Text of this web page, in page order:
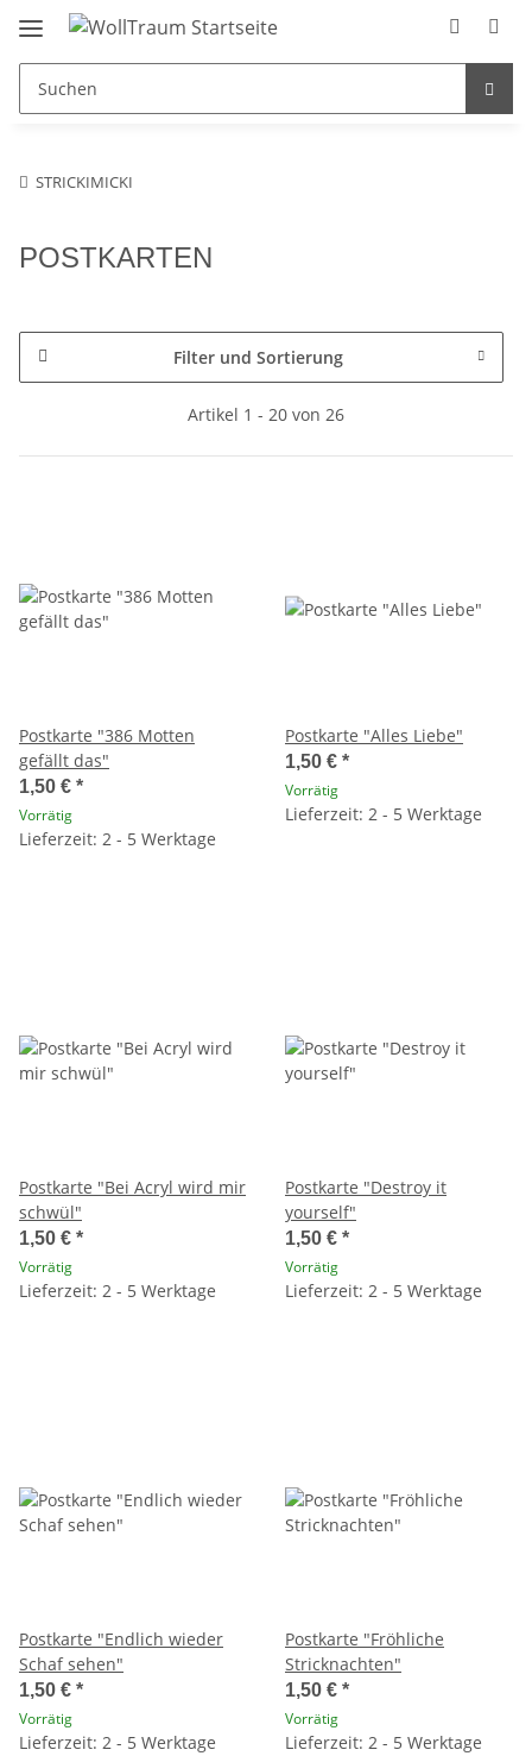
STRICKIMICKI
POSTKARTEN
Filter und Sortierung
Artikel 1 - 20 von 26
Postkarte "386 Motten
gefällt das"
1,50 € *
Vorrätig
Lieferzeit: 2 - 5 Werktage
Postkarte "Alles Liebe"
1,50 € *
Vorrätig
Lieferzeit: 2 - 5 Werktage
Postkarte "Bei Acryl wird mir
schwül"
1,50 € *
Vorrätig
Lieferzeit: 2 - 5 Werktage
Postkarte "Destroy it
yourself"
1,50 € *
Vorrätig
Lieferzeit: 2 - 5 Werktage
Postkarte "Endlich wieder
Schaf sehen"
1,50 € *
Vorrätig
Lieferzeit: 2 - 5 Werktage
Postkarte "Fröhliche
Stricknachten"
1,50 € *
Vorrätig
Lieferzeit: 2 - 5 Werktage